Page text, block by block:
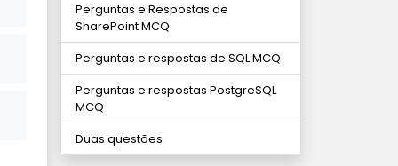
Perguntas e Respostas de
SharePoint MCQ
Perguntas e respostas de SQL MCQ
Perguntas e respostas PostgreSQL
MCQ
Duas questões